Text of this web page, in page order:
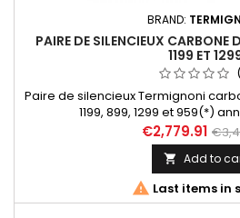
BRAND:
PAIRE DE SILENCIEUX
1199 ET
Paire de silencieux Termignoni
1199, 899, 1299 et 959(*)
€2,779.91
 Add to
 Last items in